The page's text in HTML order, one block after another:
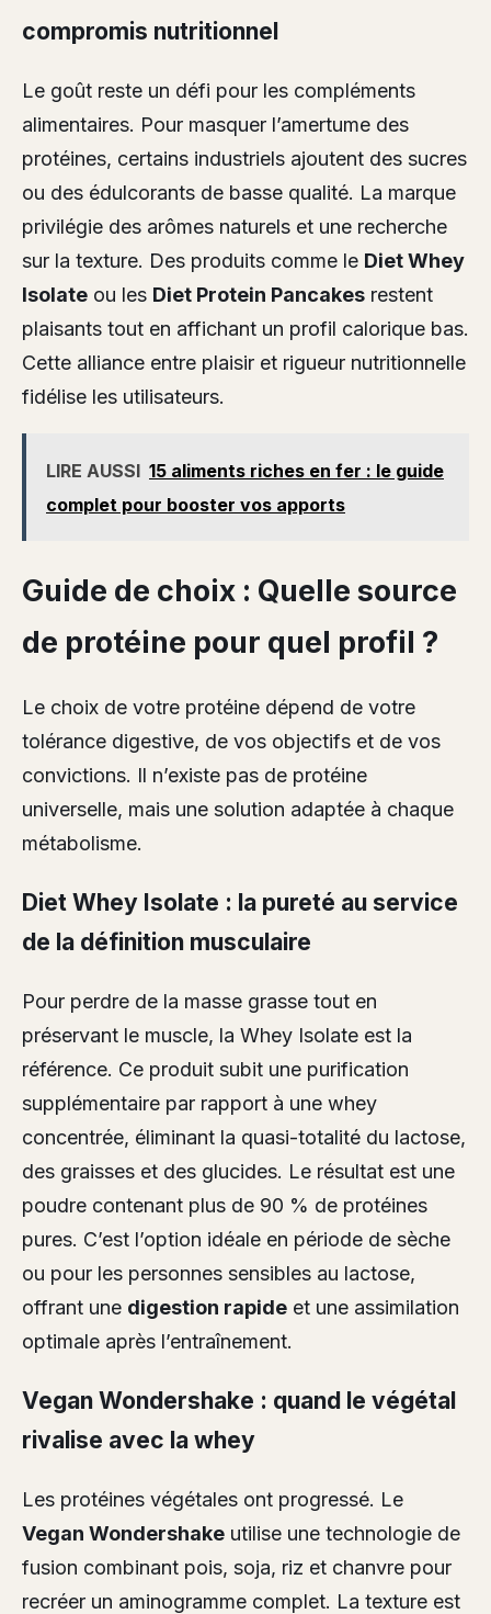
compromis nutritionnel
Le goût reste un défi pour les compléments
alimentaires. Pour masquer l’amertume des
protéines, certains industriels ajoutent des sucres
ou des édulcorants de basse qualité. La marque
privilégie des arômes naturels et une recherche
sur la texture. Des produits comme le Diet Whey
Isolate ou les Diet Protein Pancakes restent
plaisants tout en affichant un profil calorique bas.
Cette alliance entre plaisir et rigueur nutritionnelle
fidélise les utilisateurs.
LIRE AUSSI 15 aliments riches en fer : le guide
complet pour booster vos apports
Guide de choix : Quelle source
de protéine pour quel profil ?
Le choix de votre protéine dépend de votre
tolérance digestive, de vos objectifs et de vos
convictions. Il n’existe pas de protéine
universelle, mais une solution adaptée à chaque
métabolisme.
Diet Whey Isolate : la pureté au service
de la définition musculaire
Pour perdre de la masse grasse tout en
préservant le muscle, la Whey Isolate est la
référence. Ce produit subit une purification
supplémentaire par rapport à une whey
concentrée, éliminant la quasi-totalité du lactose,
des graisses et des glucides. Le résultat est une
poudre contenant plus de 90 % de protéines
pures. C’est l’option idéale en période de sèche
ou pour les personnes sensibles au lactose,
offrant une digestion rapide et une assimilation
optimale après l’entraînement.
Vegan Wondershake : quand le végétal
rivalise avec la whey
Les protéines végétales ont progressé. Le
Vegan Wondershake utilise une technologie de
fusion combinant pois, soja, riz et chanvre pour
recréer un aminogramme complet. La texture est